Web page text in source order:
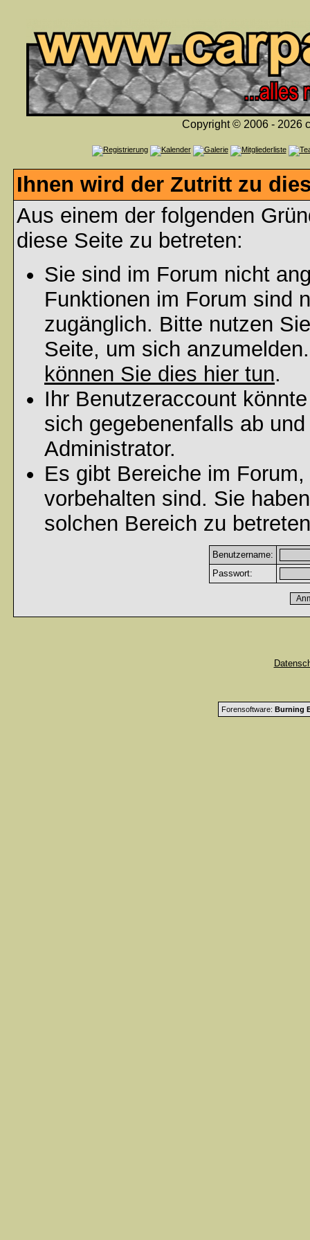
Copyright © 2006 - 2026
Ihnen wird der Zutritt zu
Aus einem der folgenden
diese Seite zu betreten:
Sie sind im Forum nicht
Funktionen im Forum sind
zugänglich. Bitte nutzen
Seite, um sich
können Sie dies hier tun.
Ihr Benutzeraccount
sich gegebenenfalls ab
Administrator.
Es gibt Bereiche im
vorbehalten sind. Sie
solchen Bereich zu
Benutzername:
Passwort:
Forensoftware: Burning